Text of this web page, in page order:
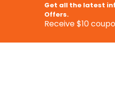
Get all the latest
Offers.
Receive $10